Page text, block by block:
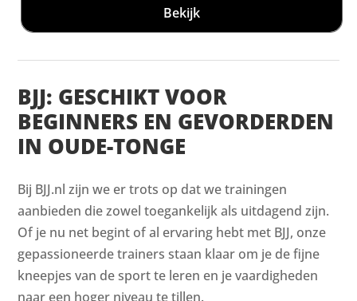
Bekijk
BJJ: GESCHIKT VOOR
BEGINNERS EN GEVORDERDEN
IN OUDE-TONGE
Bij BJJ.nl zijn we er trots op dat we trainingen
aanbieden die zowel toegankelijk als uitdagend zijn.
Of je nu net begint of al ervaring hebt met BJJ, onze
gepassioneerde trainers staan klaar om je de fijne
kneepjes van de sport te leren en je vaardigheden
naar een hoger niveau te tillen.